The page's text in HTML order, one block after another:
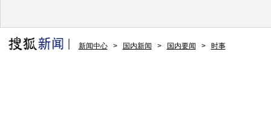
新闻中心 > 国内新闻 > 国内要闻 > 时事